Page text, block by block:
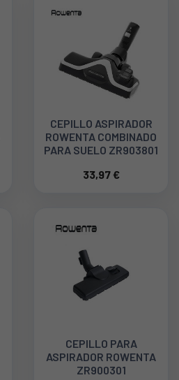
CEPILLO ASPIRADOR
ROWENTA COMBINADO
PARA SUELO ZR903801
33,97 €
CEPILLO PARA
ASPIRADOR ROWENTA
ZR900301